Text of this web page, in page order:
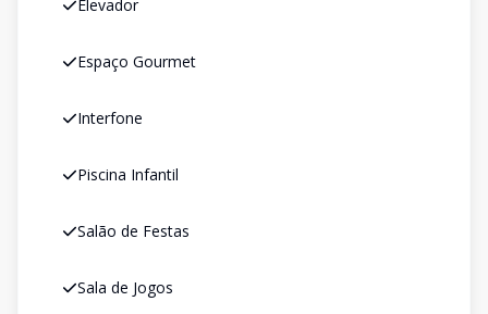
Elevador
Espaço Gourmet
Interfone
Piscina Infantil
Salão de Festas
Sala de Jogos